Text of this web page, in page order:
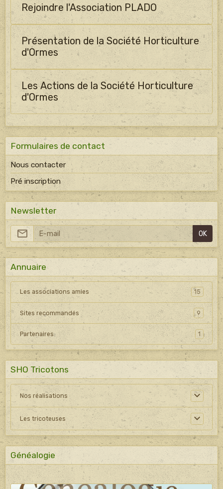
Rejoindre l'Association PLADO
Présentation de la Société Horticulture
d'Ormes
Les Actions de la Société Horticulture
d'Ormes
Formulaires de contact
Nous contacter
Pré inscription
Newsletter
OK
Annuaire
Les associations amies 15
Sites recommandés 9
Partenaires 1
SHO Tricotons
Nos réalisations
Les tricoteuses
Généalogie